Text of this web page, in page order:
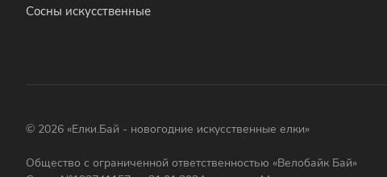
Сосны искусственные
© 2026 «Елки.Бай - новогодние искусственные елки»
Общество с ограниченной ответственностью «Велобайк Бай»